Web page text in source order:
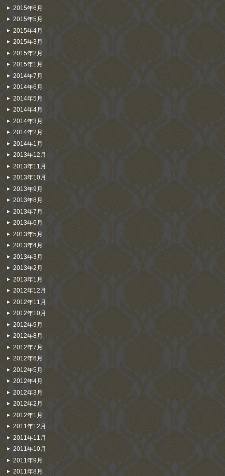
2015年6月
2015年5月
2015年4月
2015年3月
2015年2月
2015年1月
2014年7月
2014年6月
2014年5月
2014年4月
2014年3月
2014年2月
2014年1月
2013年12月
2013年11月
2013年10月
2013年9月
2013年8月
2013年7月
2013年6月
2013年5月
2013年4月
2013年3月
2013年2月
2013年1月
2012年12月
2012年11月
2012年10月
2012年9月
2012年8月
2012年7月
2012年6月
2012年5月
2012年4月
2012年3月
2012年2月
2012年1月
2011年12月
2011年11月
2011年10月
2011年9月
2011年8月